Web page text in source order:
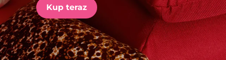
Kup teraz
FAQ™ Dual LED Panel